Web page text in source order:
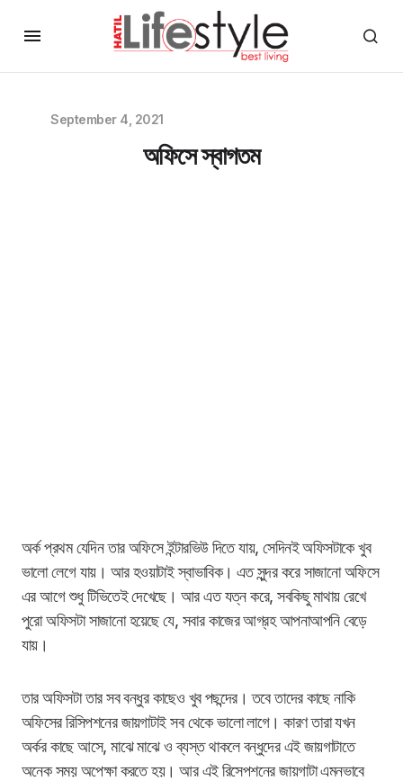
September 4, 2021
অফিসে স্বাগতম
অর্ক প্রথম যেদিন তার অফিসে ইন্টারভিউ দিতে যায়, সেদিনই অফিসটাকে খুব
ভালো লেগে যায়। আর হওয়াটাই স্বাভাবিক। এত সুন্দর করে সাজানো অফিসে
এর আগে শুধু টিভিতেই দেখেছে। আর এত যত্ন করে, সবকিছু মাথায় রেখে
পুরো অফিসটা সাজানো হয়েছে যে, সবার কাজের আগ্রহ আপনাআপনি বেড়ে
যায়।
তার অফিসটা তার সব বন্ধুর কাছেও খুব পছন্দের। তবে তাদের কাছে নাকি
অফিসের রিসিপশনের জায়গাটাই সব থেকে ভালো লাগে। কারণ তারা যখন
অর্কর কাছে আসে, মাঝে মাঝে ও ব্যস্ত থাকলে বন্ধুদের এই জায়গাটাতে
অনেক সময় অপেক্ষা করতে হয়। আর এই রিসেপশনের জায়গাটা এমনভাবে